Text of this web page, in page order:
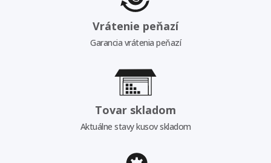
Vrátenie peňazí
Garancia vrátenia peňazí
Tovar skladom
Aktuálne stavy kusov skladom